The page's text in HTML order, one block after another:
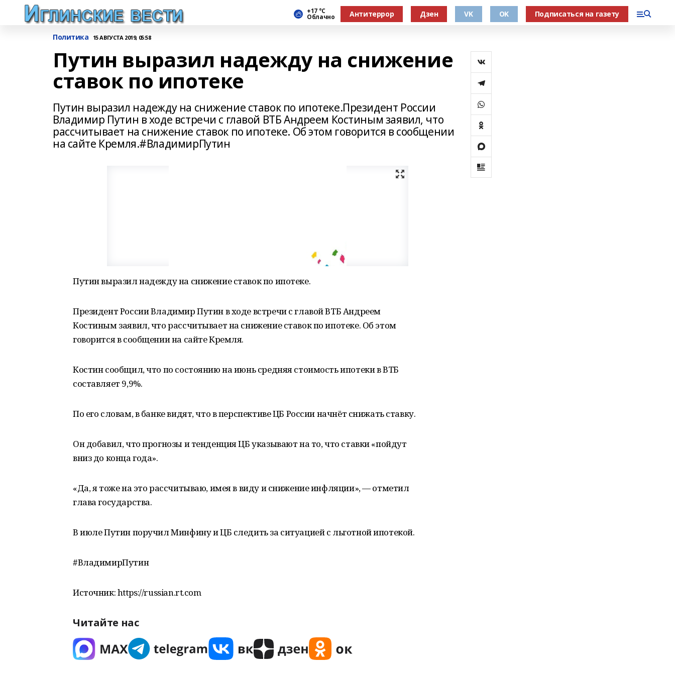
+17 °С
Облачно Антитеррор Дзен VK OK Подписаться на газету
Политика 15 АВГУСТА 2019, 05:58
Путин выразил надежду на снижение
ставок по ипотеке
Путин выразил надежду на снижение ставок по ипотеке.Президент России
Владимир Путин в ходе встречи с главой ВТБ Андреем Костиным заявил, что
рассчитывает на снижение ставок по ипотеке. Об этом говорится в сообщении
на сайте Кремля.#ВладимирПутин
Путин выразил надежду на снижение ставок по ипотеке.
Президент России Владимир Путин в ходе встречи с главой ВТБ Андреем
Костиным заявил, что рассчитывает на снижение ставок по ипотеке. Об этом
говорится в сообщении на сайте Кремля.
Костин сообщил, что по состоянию на июнь средняя стоимость ипотеки в ВТБ
составляет 9,9%.
По его словам, в банке видят, что в перспективе ЦБ России начнёт снижать ставку.
Он добавил, что прогнозы и тенденция ЦБ указывают на то, что ставки «пойдут
вниз до конца года».
«Да, я тоже на это рассчитываю, имея в виду и снижение инфляции», — отметил
глава государства.
В июле Путин поручил Минфину и ЦБ следить за ситуацией с льготной ипотекой.
#ВладимирПутин
Источник: https://russian.rt.com
Читайте нас